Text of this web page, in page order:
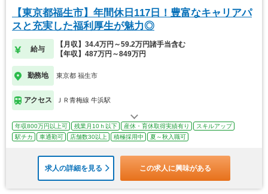
【東京都福生市】年間休日117日！豊富なキャリアパ
スと充実した福利厚生が魅力◎
給与
【月収】34.4万円～59.2万円諸手当含む
【年収】487万円～849万円
勤務地 東京都 福生市
アクセス ＪＲ青梅線 牛浜駅
年収800万円以上可 残業月10ｈ以下 産休・育休取得実績有り
スキルアップ
駅チカ
車通勤可 店舗数30以上 積極採用中 夏～秋入職可
求人の詳細を見る この求人に興味がある